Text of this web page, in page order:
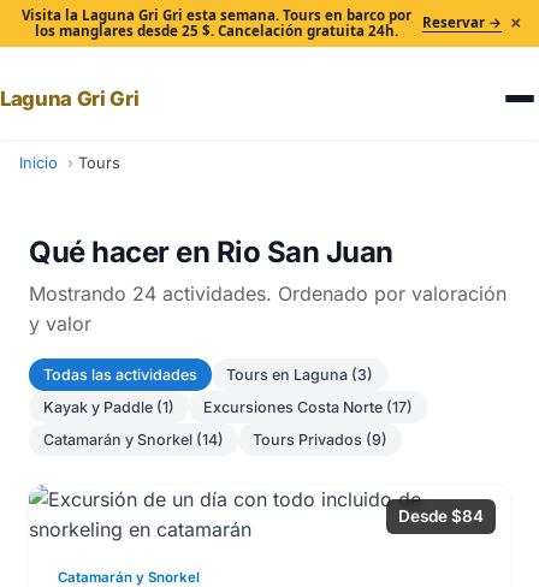
Visita la Laguna Gri Gri esta semana. Tours en barco por
los manglares desde 25 $. Cancelación gratuita 24h.
Reservar → ×
Laguna Gri Gri
Inicio Tours
Qué hacer en Rio San Juan
Mostrando 24 actividades. Ordenado por valoración
y valor
Todas las actividades
Tours en Laguna (3)
Kayak y Paddle (1)
Excursiones Costa Norte (17)
Catamarán y Snorkel (14)
Tours Privados (9)
Desde $84
Catamarán y Snorkel